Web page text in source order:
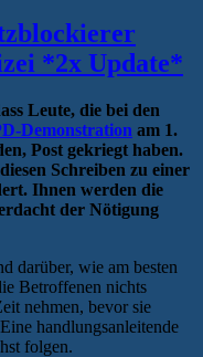
*2x Update*
Leute, die bei den
Demonstration am 1.
Post gekriegt haben.
Schreiben zu einer
Ihnen werden die
der Nötigung
darüber, wie am besten
Betroffenen nichts
nehmen, bevor sie
handlungsanleitende
folgen.